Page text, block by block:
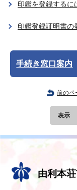
印鑑を登録するに
印鑑登録証明書の
手続き窓口案内
前のペ
表示
由利本